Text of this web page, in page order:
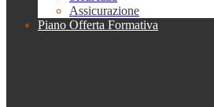
Assicurazione
Piano Offerta Formativa